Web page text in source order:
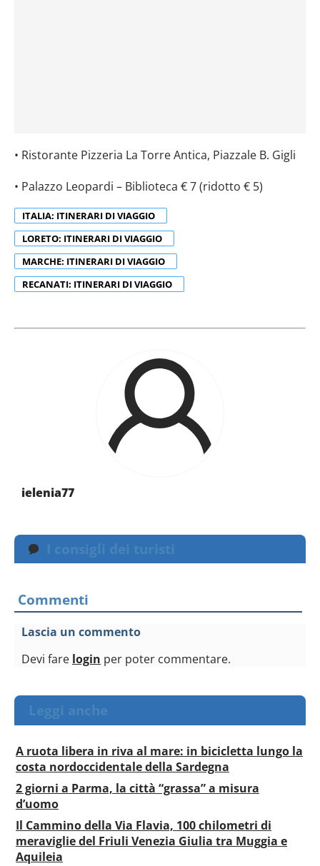
• Ristorante Pizzeria La Torre Antica, Piazzale B. Gigli
• Palazzo Leopardi – Biblioteca € 7 (ridotto € 5)
ITALIA: ITINERARI DI VIAGGIO
LORETO: ITINERARI DI VIAGGIO
MARCHE: ITINERARI DI VIAGGIO
RECANATI: ITINERARI DI VIAGGIO
ielenia77
I consigli dei turisti
Commenti
Lascia un commento
Devi fare login per poter commentare.
Leggi anche
A ruota libera in riva al mare: in bicicletta lungo la
costa nordoccidentale della Sardegna
2 giorni a Parma, la città “grassa” a misura
d’uomo
Il Cammino della Via Flavia, 100 chilometri di
meraviglie del Friuli Venezia Giulia tra Muggia e
Aquileia